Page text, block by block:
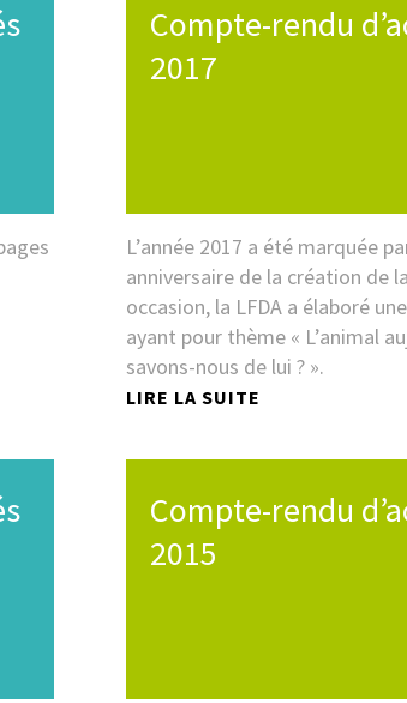
Compte-rendu
2017
L’année 2017 a été marquée
anniversaire de la création de
occasion, la LFDA a élaboré
ayant pour thème « L’animal
savons-nous de lui ? ».
LIRE LA SUITE
Compte-rendu
2015